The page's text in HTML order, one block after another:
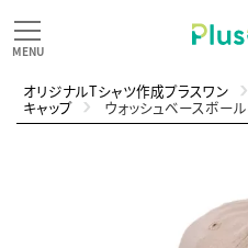
オリジナルTシャツ作成プラスワン
キャップ ウォッシュベースボー